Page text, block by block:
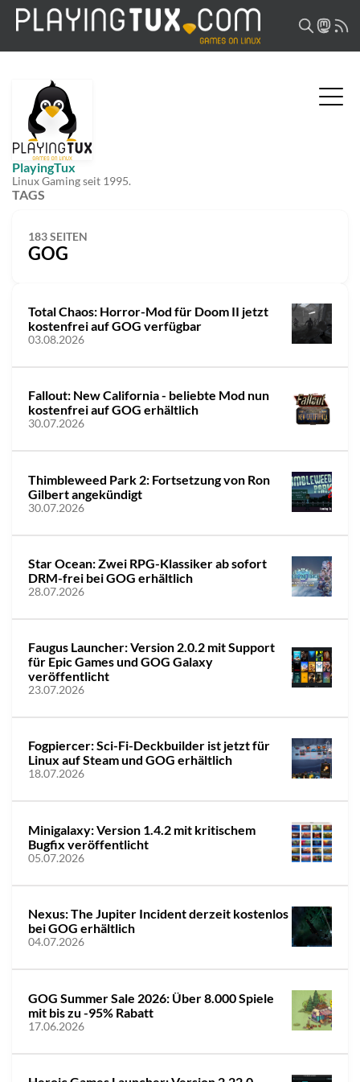
PlayingTux
Linux Gaming seit 1995.
TAGS
183 SEITEN
GOG
Total Chaos: Horror-Mod für Doom II jetzt
kostenfrei auf GOG verfügbar
03.08.2026
Fallout: New California - beliebte Mod nun
kostenfrei auf GOG erhältlich
30.07.2026
Thimbleweed Park 2: Fortsetzung von Ron
Gilbert angekündigt
30.07.2026
Star Ocean: Zwei RPG-Klassiker ab sofort
DRM-frei bei GOG erhältlich
28.07.2026
Faugus Launcher: Version 2.0.2 mit Support
für Epic Games und GOG Galaxy
veröffentlicht
23.07.2026
Fogpiercer: Sci-Fi-Deckbuilder ist jetzt für
Linux auf Steam und GOG erhältlich
18.07.2026
Minigalaxy: Version 1.4.2 mit kritischem
Bugfix veröffentlicht
05.07.2026
Nexus: The Jupiter Incident derzeit kostenlos
bei GOG erhältlich
04.07.2026
GOG Summer Sale 2026: Über 8.000 Spiele
mit bis zu -95% Rabatt
17.06.2026